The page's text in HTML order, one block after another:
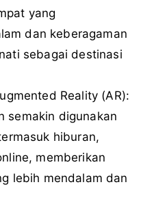
yang
dan keberagaman
sebagai destinasi
Reality (AR):
semakin digunakan
hiburan,
memberikan
lebih mendalam dan